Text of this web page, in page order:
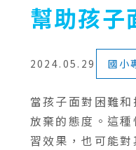
幫助孩子
2024.05.29 國小
當孩子面對困難
放棄的態度。這
習效果，也可能